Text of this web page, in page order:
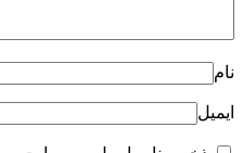
نام
ایمیل